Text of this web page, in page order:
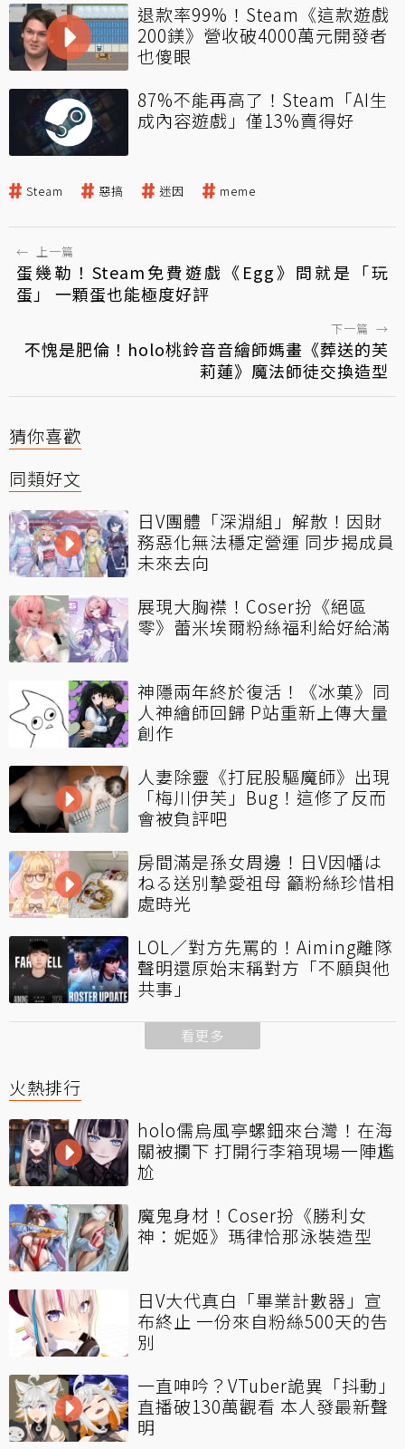
退款率99%！Steam《這款遊戲
200鎂》營收破4000萬元開發者
也傻眼
87%不能再高了！Steam「AI生
成內容遊戲」僅13%賣得好
Steam 惡搞 迷因 meme
← 上一篇
蛋幾勒！Steam免費遊戲《Egg》問就是「玩
蛋」 一顆蛋也能極度好評
下一篇 →
不愧是肥倫！holo桃鈴音音繪師媽畫《葬送的芙
莉蓮》魔法師徒交換造型
猜你喜歡
同類好文
日V團體「深淵組」解散！因財
務惡化無法穩定營運 同步揭成員
未來去向
展現大胸襟！Coser扮《絕區
零》蕾米埃爾粉絲福利給好給滿
神隱兩年終於復活！《冰菓》同
人神繪師回歸 P站重新上傳大量
創作
人妻除靈《打屁股驅魔師》出現
「梅川伊芙」Bug！這修了反而
會被負評吧
房間滿是孫女周邊！日V因幡は
ねる送別摯愛祖母 籲粉絲珍惜相
處時光
LOL／對方先罵的！Aiming離隊
聲明還原始末稱對方「不願與他
共事」
看更多
火熱排行
holo儒烏風亭螺鈿來台灣！在海
關被攔下 打開行李箱現場一陣尷
尬
魔鬼身材！Coser扮《勝利女
神：妮姬》瑪律恰那泳裝造型
日V大代真白「畢業計數器」宣
布終止 一份來自粉絲500天的告
別
一直呻吟？VTuber詭異「抖動」
直播破130萬觀看 本人發最新聲
明